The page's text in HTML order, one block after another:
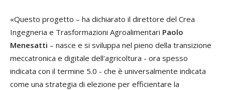
«Questo progetto – ha dichiarato il direttore del Crea
Ingegneria e Trasformazioni Agroalimentari Paolo
Menesatti – nasce e si sviluppa nel pieno della transizione
meccatronica e digitale dell'agricoltura - ora spesso
indicata con il termine 5.0 - che è universalmente indicata
come una strategia di elezione per efficientare la